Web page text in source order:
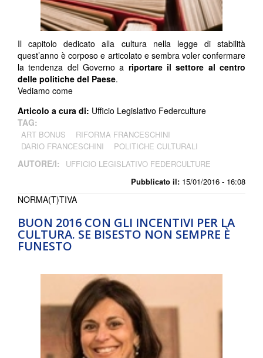
Pubblicato il: 15/01/2016 - 16:08
Il capitolo dedicato alla cultura nella legge di stabilità
quest’anno è corposo e articolato e sembra voler confermare
la tendenza del Governo a riportare il settore al centro
delle politiche del Paese.
Vediamo come
Articolo a cura di: Ufficio Legislativo Federculture
TAG:
ART BONUS
RIFORMA FRANCESCHINI
DARIO FRANCESCHINI
POLITICHE CULTURALI
AUTORE/I: UFFICIO LEGISLATIVO FEDERCULTURE
BUON 2016 CON GLI INCENTIVI PER LA
CULTURA. SE BISESTO NON SEMPRE È
FUNESTO
NORMA(T)TIVA